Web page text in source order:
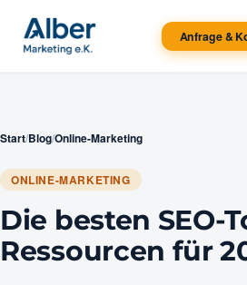
Anfrage &
Start/Blog/Online-Marketing
ONLINE-MARKETING
Die besten SEO-
Ressourcen für